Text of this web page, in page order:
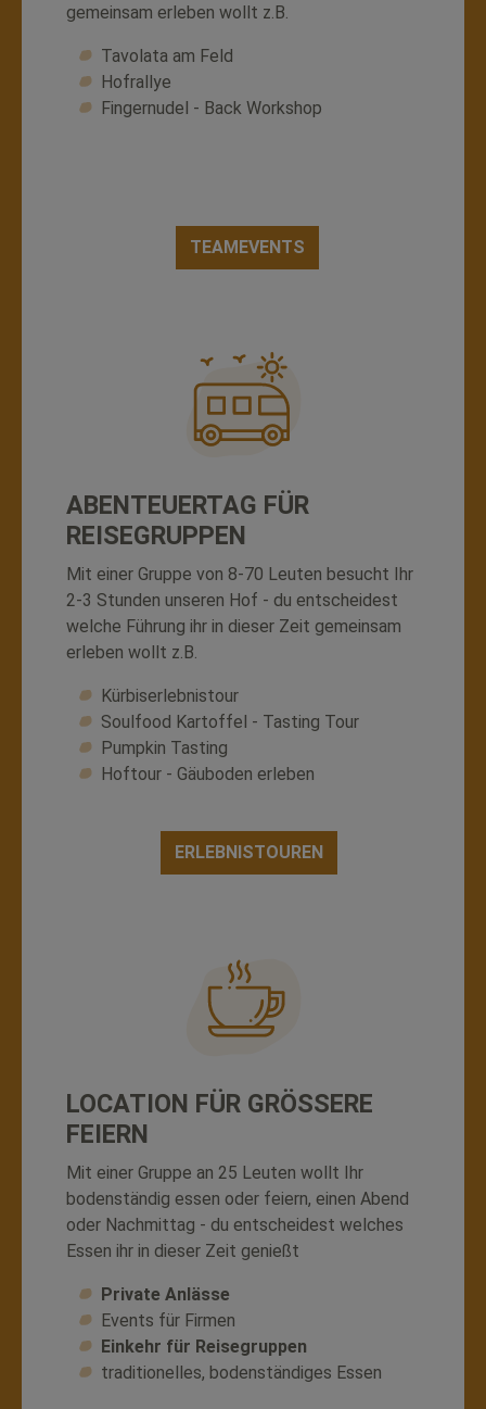
gemeinsam erleben wollt z.B.
Tavolata am Feld
Hofrallye
Fingernudel - Back Workshop
TEAMEVENTS
ABENTEUERTAG FÜR
REISEGRUPPEN
Mit einer Gruppe von 8-70 Leuten besucht Ihr
2-3 Stunden unseren Hof - du entscheidest
welche Führung ihr in dieser Zeit gemeinsam
erleben wollt z.B.
Kürbiserlebnistour
Soulfood Kartoffel - Tasting Tour
Pumpkin Tasting
Hoftour - Gäuboden erleben
ERLEBNISTOUREN
LOCATION FÜR GRÖSSERE
FEIERN
Mit einer Gruppe an 25 Leuten wollt Ihr
bodenständig essen oder feiern, einen Abend
oder Nachmittag - du entscheidest welches
Essen ihr in dieser Zeit genießt
Private Anlässe
Events für Firmen
Einkehr für Reisegruppen
traditionelles, bodenständiges Essen